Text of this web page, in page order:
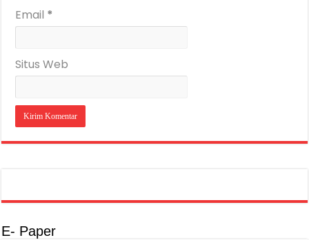
Email *
Situs Web
E- Paper